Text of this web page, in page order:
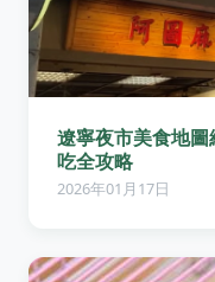
遼寧夜市美食地
吃全攻略
2026年01月17日